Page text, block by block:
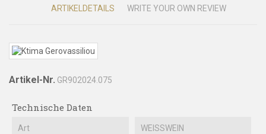
ARTIKELDETAILS WRITE YOUR OWN REVIEW
Artikel-Nr. GR902024.075
Technische Daten
Art WEISSWEIN